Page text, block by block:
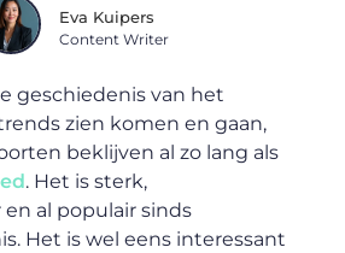
Eva Kuipers
Content Writer
geschiedenis van het
zien komen en gaan,
beklijven al zo lang als
. Het is sterk,
al populair sinds
Het is wel eens interessant